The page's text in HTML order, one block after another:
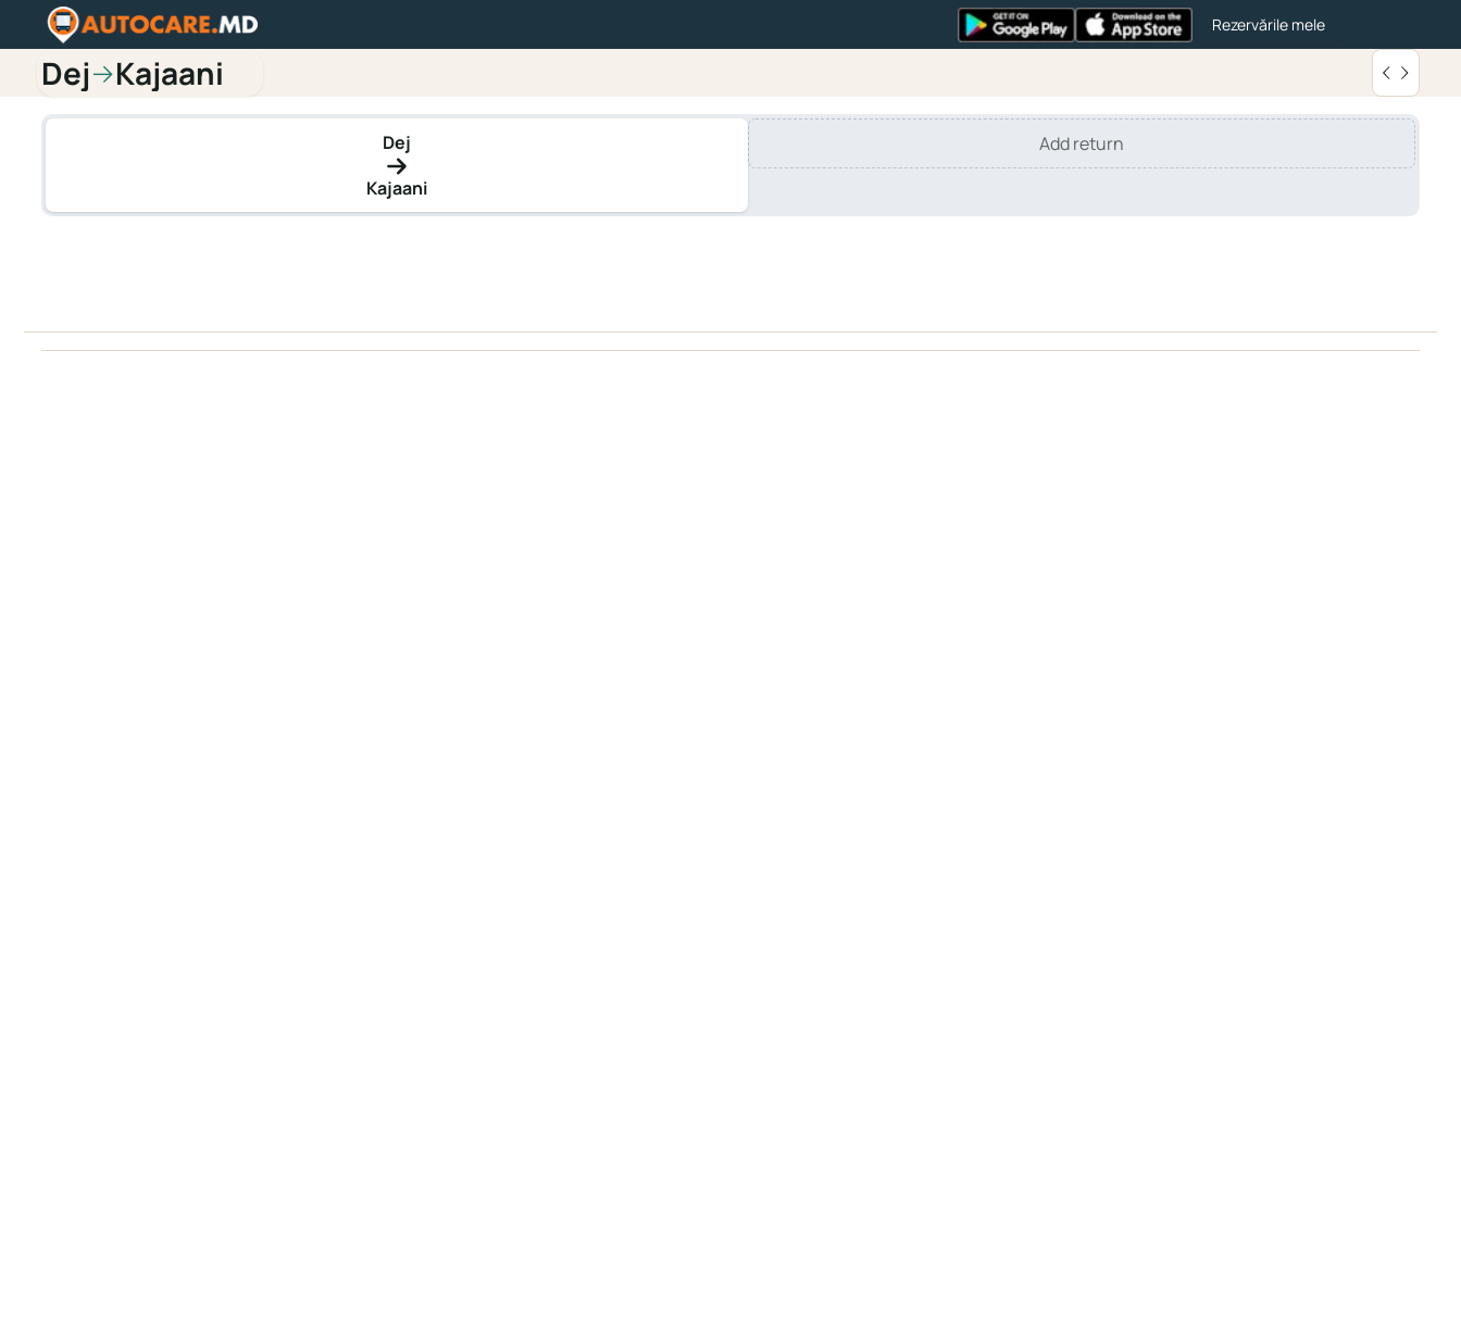
Rezervările mele
Dej→Kajaani
Dej
Kajaani
Add return